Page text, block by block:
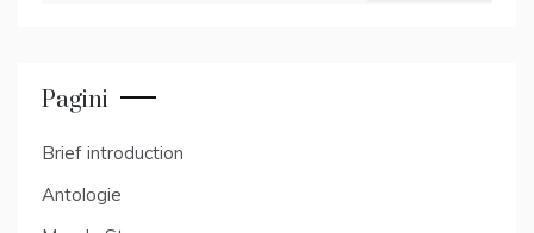
Pagini
Brief introduction
Antologie